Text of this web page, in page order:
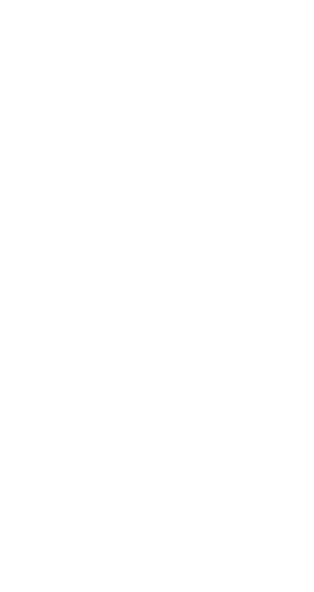
https://www.101tv.es/asi-
Ante este inicio con buen
este mercado dinámico
tercera ida y vuelta (ahora
horizonte es que si se
verano- se puedan
https://www.101tv.es/
Por su parte el director de
España y director de
de Transportes y
subvencionada por el
a alcanzar este 2025. Se
penetrar en Francia. La